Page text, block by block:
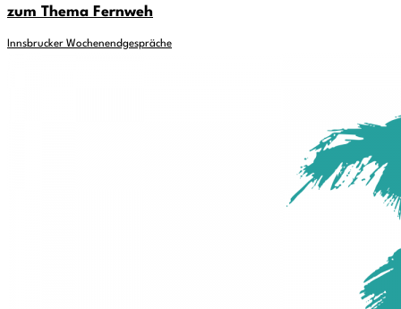
zum Thema Fernweh
Innsbrucker Wochenendgespräche